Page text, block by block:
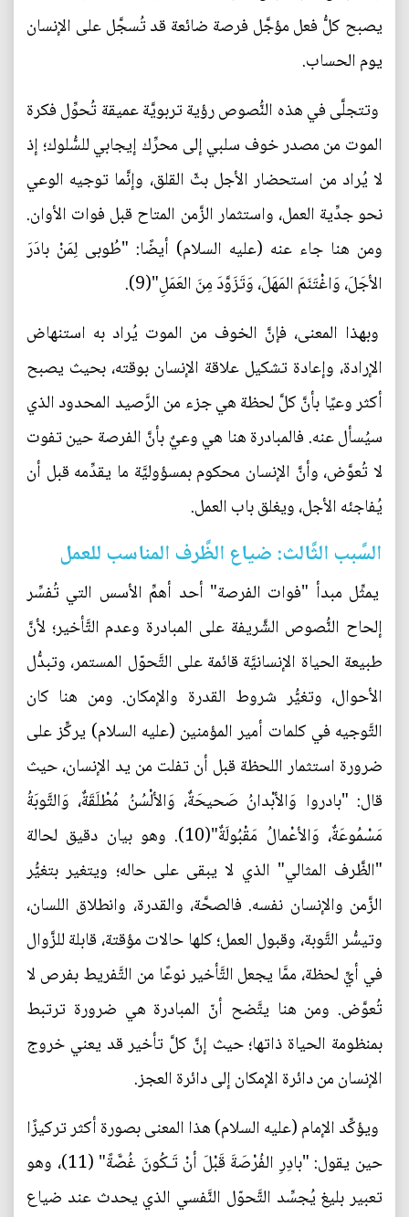
يصبح كلُّ فعل مؤجَّل فرصة ضائعة قد تُسجَّل على الإنسان
يوم الحساب.
وتتجلَّى في هذه النُّصوص رؤية تربويَّة عميقة تُحوِّل فكرة
الموت من مصدر خوف سلبي إلى محرِّك إيجابي للسُّلوك؛ إذ
لا يُراد من استحضار الأجل بثّ القلق، وإنَّما توجيه الوعي
نحو جدِّية العمل، واستثمار الزَّمن المتاح قبل فوات الأوان.
ومن هنا جاء عنه (عليه السلام) أيضًا: "طُوبى لِمَنْ بادَرَ
الأجَلَ، وَاغْتَنَمَ المَهَلَ، وَتَزَوَّدَ مِنَ العَمَلِ"(9).
وبهذا المعنى، فإنَّ الخوف من الموت يُراد به استنهاض
الإرادة، وإعادة تشكيل علاقة الإنسان بوقته، بحيث يصبح
أكثر وعيًا بأنَّ كلَّ لحظة هي جزء من الرَّصيد المحدود الذي
سيُسأل عنه. فالمبادرة هنا هي وعيٌ بأنَّ الفرصة حين تفوت
لا تُعوَّض، وأنَّ الإنسان محكوم بمسؤوليَّة ما يقدِّمه قبل أن
يُفاجئه الأجل، ويغلق باب العمل.
السَّبب الثَّالث: ضياع الظَّرف المناسب للعمل
يمثِّل مبدأ "فوات الفرصة" أحد أهمِّ الأسس التي تُفسِّر
إلحاح النُّصوص الشَّريفة على المبادرة وعدم التَّأخير؛ لأنَّ
طبيعة الحياة الإنسانيَّة قائمة على التَّحوّل المستمر، وتبدُّل
الأحوال، وتغيُّر شروط القدرة والإمكان. ومن هنا كان
التَّوجيه في كلمات أمير المؤمنين (عليه السلام) يركِّز على
ضرورة استثمار اللحظة قبل أن تفلت من يد الإنسان، حيث
قال: "بادروا وَالأبْدانُ صَحيحَةٌ، وَالألْسُنُ مُطْلَقَةٌ، وَالتَّوبَةُ
مَسْمُوعَةٌ، وَالأعْمالُ مَقْبُولَةٌ"(10). وهو بيان دقيق لحالة
"الظَّرف المثالي" الذي لا يبقى على حاله؛ ويتغير بتغيُّر
الزَّمن والإنسان نفسه. فالصحَّة، والقدرة، وانطلاق اللسان،
وتيسُّر التَّوبة، وقبول العمل؛ كلها حالات مؤقتة، قابلة للزَّوال
في أيِّ لحظة، ممَّا يجعل التَّأخير نوعًا من التَّفريط بفرص لا
تُعوَّض. ومن هنا يتَّضح أنّ المبادرة هي ضرورة ترتبط
بمنظومة الحياة ذاتها؛ حيث إنَّ كلَّ تأخير قد يعني خروج
الإنسان من دائرة الإمكان إلى دائرة العجز.
ويؤكِّد الإمام (عليه السلام) هذا المعنى بصورة أكثر تركيزًا
حين يقول: "بادِرِ الفُرْصَةَ قَبْلَ أنْ تَـكُونَ غُصَّةً" (11)، وهو
تعبير بليغ يُجسِّد التَّحوّل النَّفسي الذي يحدث عند ضياع